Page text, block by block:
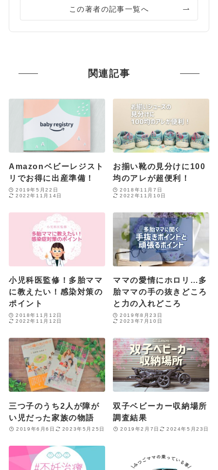
この著者の記事一覧へ
関連記事
Amazonベビーレジスト
リでお得に出産準備！
2019年5月22日
2022年11月14日
お揃い靴の見分けに100
均のアレが超便利！
2018年11月7日
2022年11月10日
小児科医監修！多胎ママ
に教えたい！感染対策の
ポイント
2018年11月12日
2022年11月12日
ママの愛情にホロリ…多
胎ママの手の抜きどころ
と力の入れどころ
2019年8月23日
2023年7月10日
三つ子のうち2人が障が
い児だった家族の物語
2019年6月6日 2023年5月25日
双子ベビーカー収納場所
調査結果
2019年2月7日 2024年5月23日